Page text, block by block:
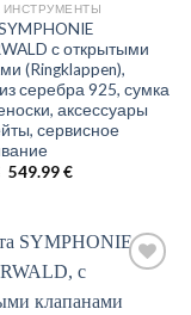
с открытыми
(Ringklappen),
серебра 925, сумка
аксессуары
сервисное
Original
549.99€Current